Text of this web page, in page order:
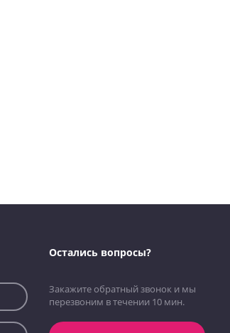
Остались вопросы?
Закажите обратный звонок и мы
перезвоним в течении 10 мин.